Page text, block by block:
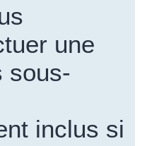
une
sous-
inclus si